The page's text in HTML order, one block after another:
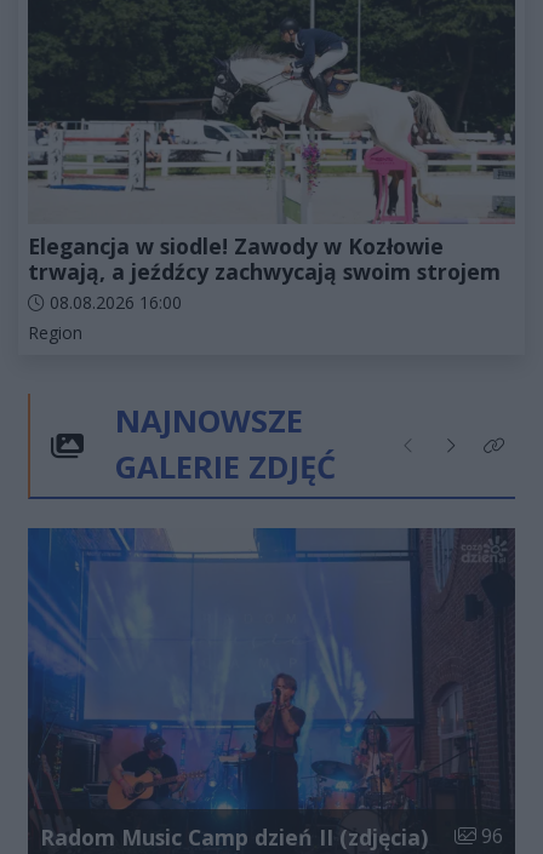
Elegancja w siodle! Zawody w Kozłowie
trwają, a jeźdźcy zachwycają swoim strojem
Data dodania artykułu:
08.08.2026 16:00
Kategorie artykułu:
Region
NAJNOWSZE
GALERIE ZDJĘĆ
Poprzednie
NastępneKliknij
Radom Music Camp dzień II (zdjęcia) Liczba
96